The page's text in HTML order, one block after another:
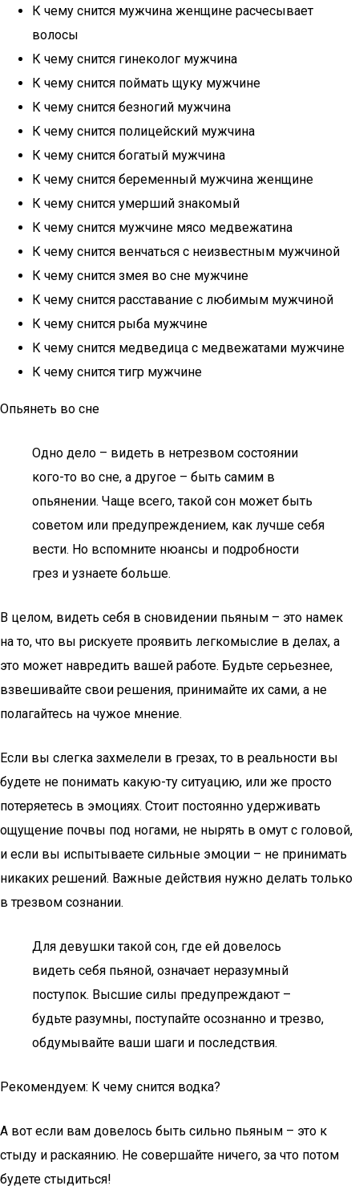
К чему снится мужчина женщине расчесывает
волосы
К чему снится гинеколог мужчина
К чему снится поймать щуку мужчине
К чему снится безногий мужчина
К чему снится полицейский мужчина
К чему снится богатый мужчина
К чему снится беременный мужчина женщине
К чему снится умерший знакомый
К чему снится мужчине мясо медвежатина
К чему снится венчаться с неизвестным мужчиной
К чему снится змея во сне мужчине
К чему снится расставание с любимым мужчиной
К чему снится рыба мужчине
К чему снится медведица с медвежатами мужчине
К чему снится тигр мужчине
Опьянеть во сне
Одно дело – видеть в нетрезвом состоянии
кого-то во сне, а другое – быть самим в
опьянении. Чаще всего, такой сон может быть
советом или предупреждением, как лучше себя
вести. Но вспомните нюансы и подробности
грез и узнаете больше.
В целом, видеть себя в сновидении пьяным – это намек
на то, что вы рискуете проявить легкомыслие в делах, а
это может навредить вашей работе. Будьте серьезнее,
взвешивайте свои решения, принимайте их сами, а не
полагайтесь на чужое мнение.
Если вы слегка захмелели в грезах, то в реальности вы
будете не понимать какую-ту ситуацию, или же просто
потеряетесь в эмоциях. Стоит постоянно удерживать
ощущение почвы под ногами, не нырять в омут с головой,
и если вы испытываете сильные эмоции – не принимать
никаких решений. Важные действия нужно делать только
в трезвом сознании.
Для девушки такой сон, где ей довелось
видеть себя пьяной, означает неразумный
поступок. Высшие силы предупреждают –
будьте разумны, поступайте осознанно и трезво,
обдумывайте ваши шаги и последствия.
Рекомендуем: К чему снится водка?
А вот если вам довелось быть сильно пьяным – это к
стыду и раскаянию. Не совершайте ничего, за что потом
будете стыдиться!